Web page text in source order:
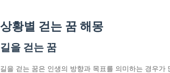
상황별 걷는 꿈 해몽
길을 걷는 꿈
길을 걷는 꿈은 인생의 방향과 목표를 의미하는 경우